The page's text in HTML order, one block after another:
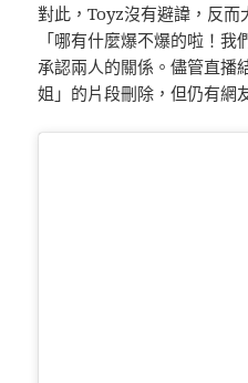
對此，Toyz沒有避諱，反而
「哪有什麼爆不爆的啦！
承認兩人的關係。儘管直播
姐」的片段刪除，但仍有網